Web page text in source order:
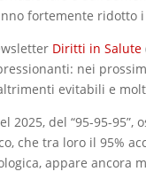
fortemente ridotto
Diritti in Salute
nei
evitabili e
del “95-95-95”,
che tra loro il 95%
appare ancora